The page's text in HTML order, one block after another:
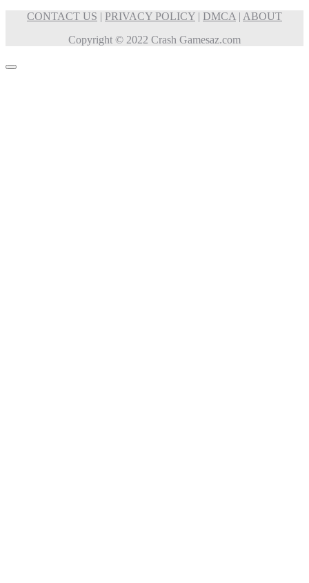
CONTACT US | PRIVACY POLICY | DMCA | ABOUT
Copyright © 2022 Crash Gamesaz.com